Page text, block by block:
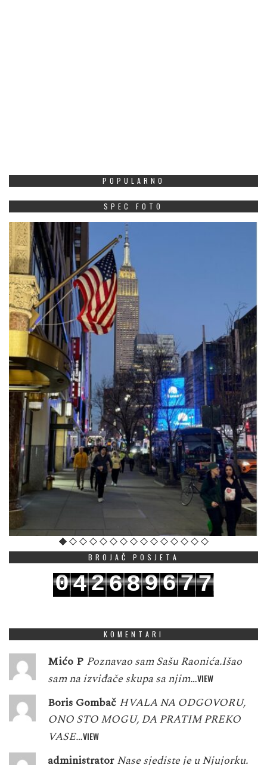
POPULARNO
SPEC FOTO
BROJAČ POSJETA
042689677
KOMENTARI
Mićo P Poznavao sam Sašu Raonića.Išao
sam na izviđače skupa sa njim…VIEW
Boris Gombač HVALA NA ODGOVORU,
ONO STO MOGU, DA PRATIM PREKO
VASE…VIEW
administrator Nase sjediste je u Njujorku.